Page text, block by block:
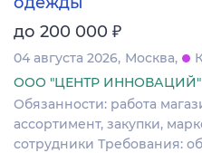
до 200 000 ₽
04 августа 2026 Москва
ООО "ЦЕНТР ИННОВАЦИЙ"
Обязанности: работа
ассортимент, закупки,
сотрудники Требования: